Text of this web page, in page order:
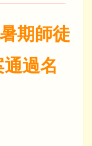
期師徒
過名